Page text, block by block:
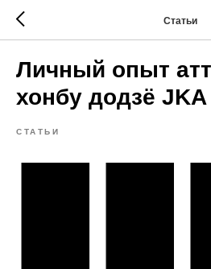
Статьи
Личный опыт
хонбу додзё JKA
СТАТЬИ